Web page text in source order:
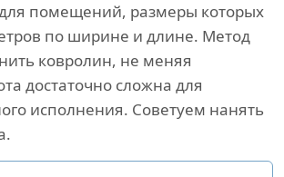
помещений, размеры которых
по ширине и длине. Метод
ковролин, не меняя
достаточно сложна для
исполнения. Советуем нанять